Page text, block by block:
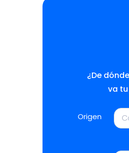
¿De
va
Origen